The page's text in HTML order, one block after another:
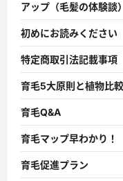
アップ（毛髪の体験談）
初めにお読みください
特定商取引法記載事項
育毛5大原則と植物比
育毛Q&A
育毛マップ早わかり！
育毛促進プラン